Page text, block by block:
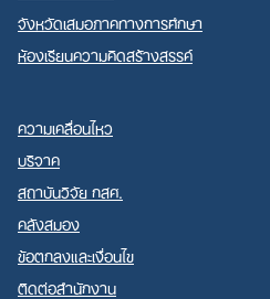
จังหวัดเสมอภาคทางการศึกษา
ห้องเรียนความคิดสร้างสรรค์
ความเคลื่อนไหว
บริจาค
สถาบันวิจัย กสศ.
คลังสมอง
ข้อตกลงและเงื่อนไข
ติดต่อสำนักงาน